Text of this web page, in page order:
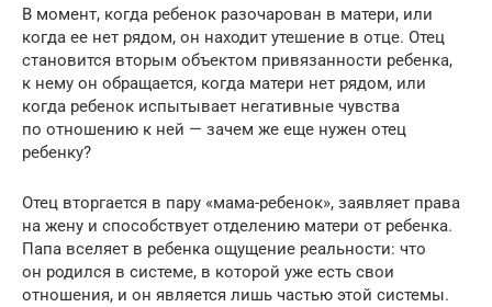
В момент, когда ребенок разочарован в матери, или
когда ее нет рядом, он находит утешение в отце. Отец
становится вторым объектом привязанности ребенка,
к нему он обращается, когда матери нет рядом, или
когда ребенок испытывает негативные чувства
по отношению к ней — зачем же еще нужен отец
ребенку?
Отец вторгается в пару «мама-ребенок», заявляет права
на жену и способствует отделению матери от ребенка.
Папа вселяет в ребенка ощущение реальности: что
он родился в системе, в которой уже есть свои
отношения, и он является лишь частью этой системы.